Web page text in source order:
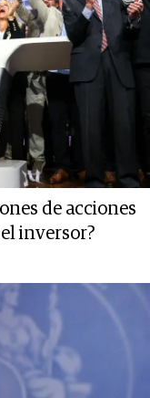
de acciones
inversor?